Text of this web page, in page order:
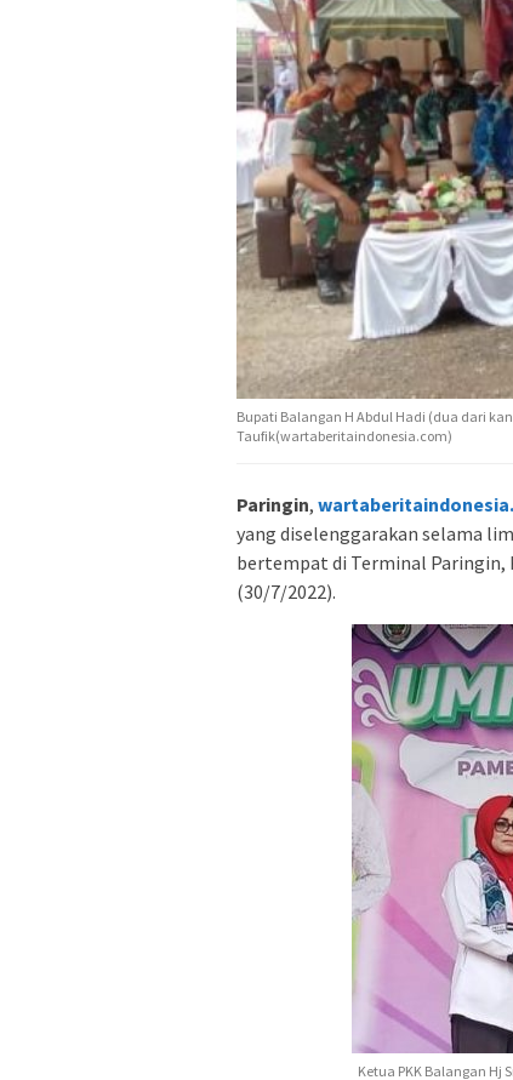
Bupati Balangan H Abdul Hadi (dua dari
Taufik(wartaberitaindonesia.com)
Paringin,
yang diselenggarakan selama
bertempat di Terminal Paringin,
(30/7/2022).
Ketua PKK Balangan